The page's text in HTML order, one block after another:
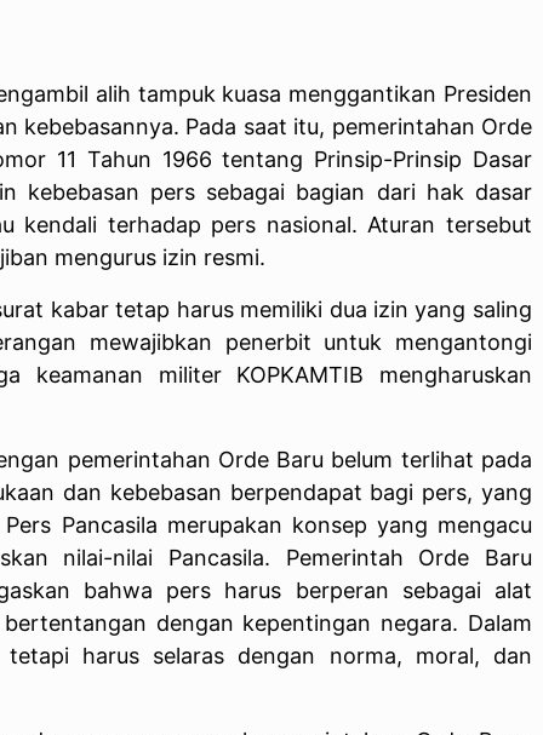
alih tampuk kuasa menggantikan Presiden
kebebasannya. Pada saat itu, pemerintahan Orde
11 Tahun 1966 tentang Prinsip-Prinsip Dasar
kebebasan pers sebagai bagian dari hak dasar
kendali terhadap pers nasional. Aturan tersebut
mengurus izin resmi.
kabar tetap harus memiliki dua izin yang saling
mewajibkan penerbit untuk mengantongi
keamanan militer KOPKAMTIB mengharuskan
pemerintahan Orde Baru belum terlihat pada
dan kebebasan berpendapat bagi pers, yang
Pancasila merupakan konsep yang mengacu
nilai-nilai Pancasila. Pemerintah Orde Baru
bahwa pers harus berperan sebagai alat
dengan kepentingan negara. Dalam
harus selaras dengan norma, moral, dan